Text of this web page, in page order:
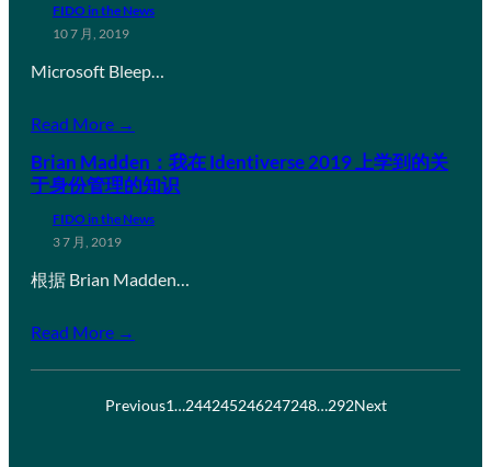
FIDO in the News
10 7 月, 2019
Microsoft Bleep…
Read More →
Brian Madden：我在 Identiverse 2019 上学到的关
于身份管理的知识
FIDO in the News
3 7 月, 2019
根据 Brian Madden…
Read More →
Previous1…244245246247248…292Next